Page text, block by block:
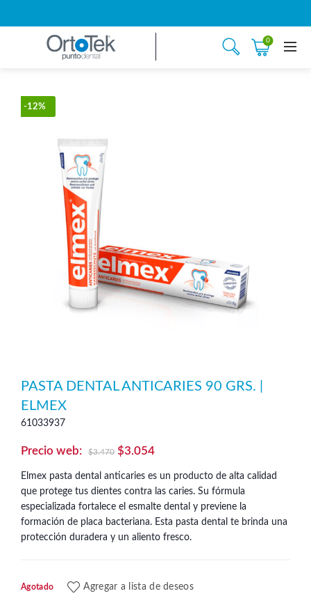
0
-12%
PASTA DENTAL ANTICARIES 90 GRS. |
ELMEX
61033937
$3.470 El
precio
original
era:
$3.470.
$3.054El
actual
es:
$3.054.
Elmex pasta dental anticaries es un producto de alta calidad
que protege tus dientes contra las caries. Su fórmula
especializada fortalece el esmalte dental y previene la
formación de placa bacteriana. Esta pasta dental te brinda una
protección duradera y un aliento fresco.
Agotado Agregar a lista de deseos